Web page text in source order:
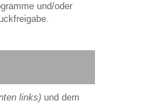
und/oder
links) und dem